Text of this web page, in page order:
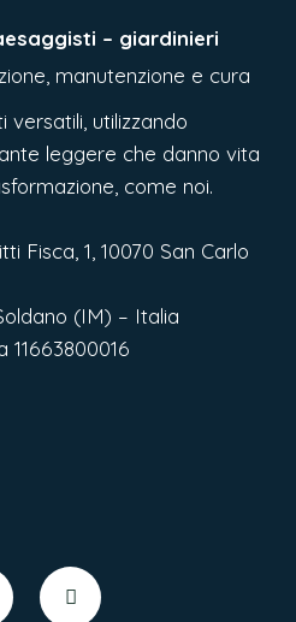
– giardinieri
manutenzione e cura
versatili, utilizzando
leggere che danno vita
come noi.
Fisca, 1, 10070 San Carlo
(IM) – Italia
11663800016